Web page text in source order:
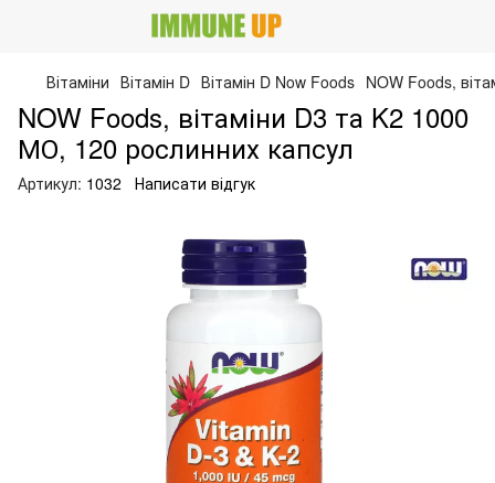
Вітаміни Вітамін D Вітамін D Now Foods NOW Foods,
NOW Foods, вітаміни D3 та K2 1000
МО, 120 рослинних капсул
Артикул: 1032 Написати відгук